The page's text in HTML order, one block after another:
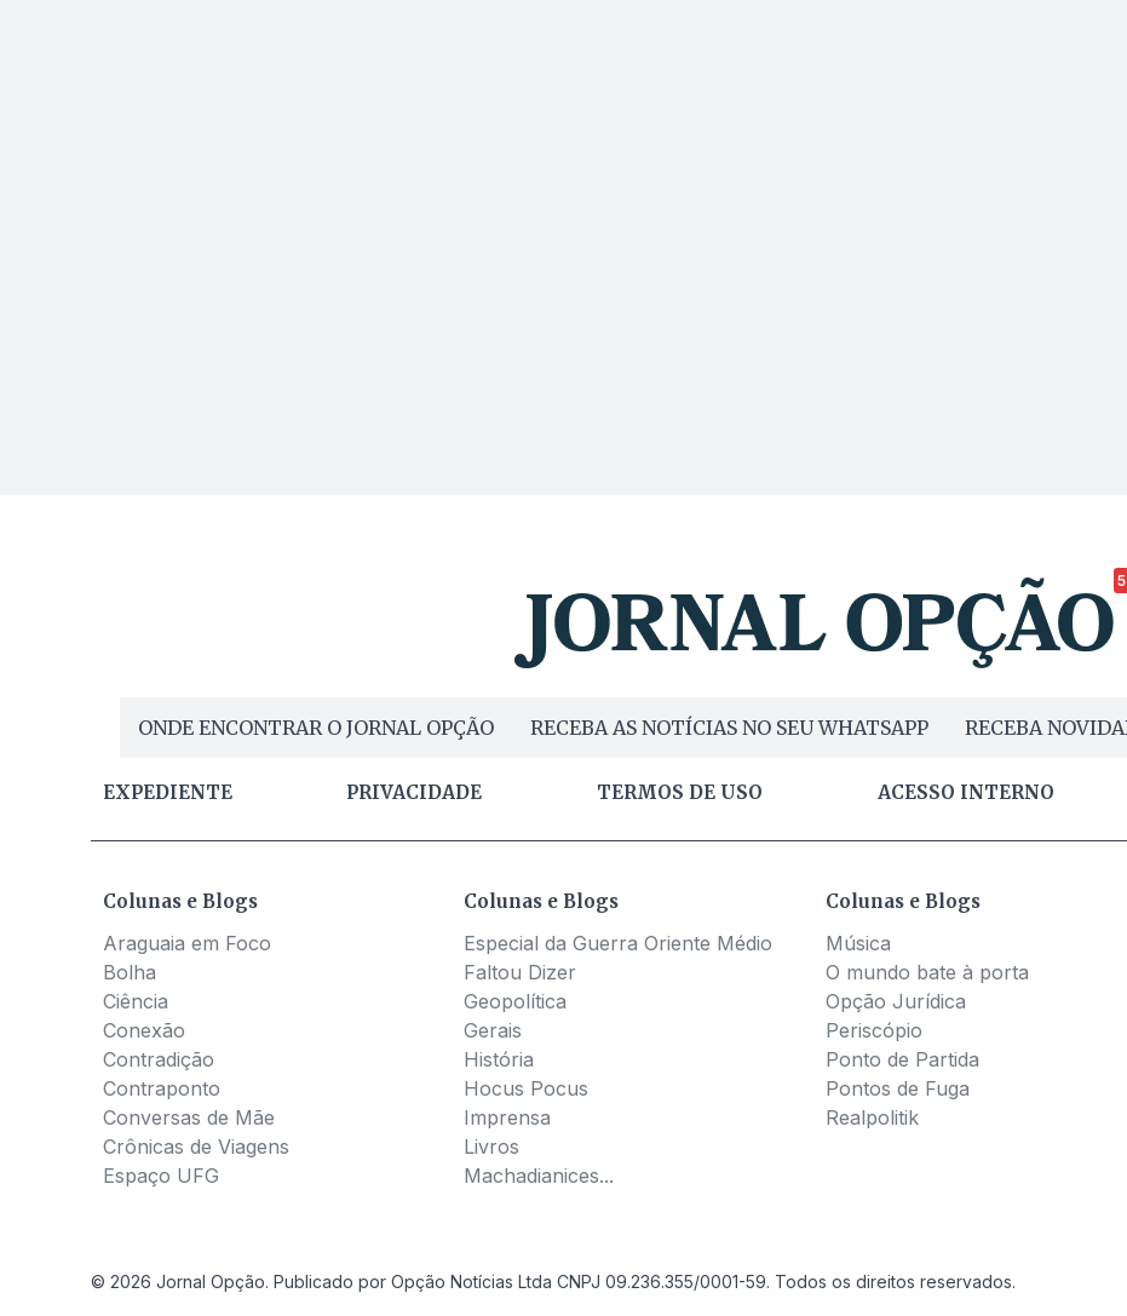
ONDE ENCONTRAR O JORNAL OPÇÃO RECEBA AS NOTÍCIAS NO SEU WHATSAPP RECEBA
EXPEDIENTE PRIVACIDADE TERMOS DE USO ACESSO INTERNO
Colunas e Blogs
Araguaia em Foco
Bolha
Ciência
Conexão
Contradição
Contraponto
Conversas de Mãe
Crônicas de Viagens
Espaço UFG
Colunas e Blogs
Especial da Guerra Oriente Médio
Faltou Dizer
Geopolítica
Gerais
História
Hocus Pocus
Imprensa
Livros
Machadianices...
Colunas e Blogs
Música
O mundo bate à porta
Opção Jurídica
Periscópio
Ponto de Partida
Pontos de Fuga
Realpolitik
© 2026 Jornal Opção. Publicado por Opção Notícias Ltda CNPJ 09.236.355/0001-59. Todos os direitos reservados.